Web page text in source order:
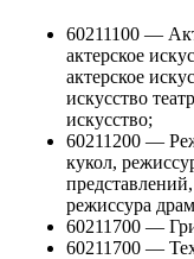
60211100 —
актерское
актерское
искусство
искусство;
60211200 —
кукол,
режиссура
60211700 —
60211700 —